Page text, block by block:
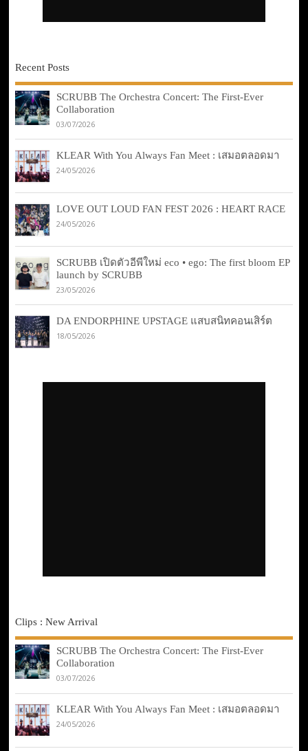
Recent Posts
SCRUBB The Orchestra Concert: The First-Ever
Collaboration
03/07/2026
KLEAR With You Always Fan Meet : เสมอตลอดมา
24/05/2026
LOVE OUT LOUD FAN FEST 2026 : HEART RACE
24/05/2026
SCRUBB เปิดตัวอีพีใหม่ eco • ego: The first bloom EP
launch by SCRUBB
23/05/2026
DA ENDORPHINE UPSTAGE แสบสนิทคอนเสิร์ต
18/05/2026
Clips : New Arrival
SCRUBB The Orchestra Concert: The First-Ever
Collaboration
03/07/2026
KLEAR With You Always Fan Meet : เสมอตลอดมา
24/05/2026